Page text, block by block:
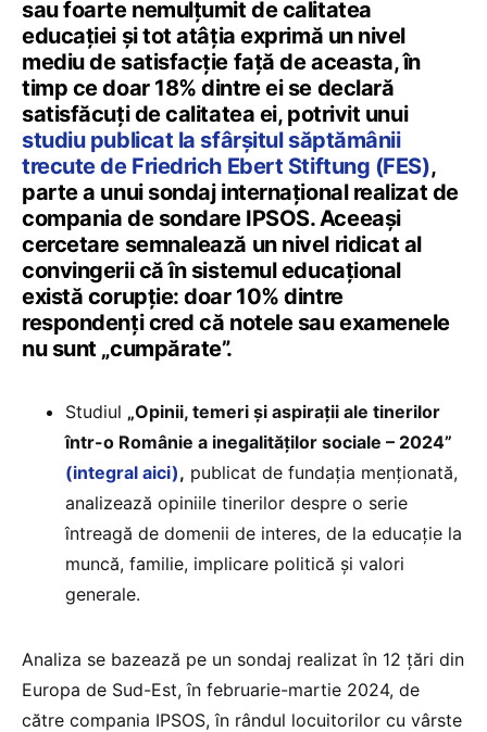
sau foarte nemulțumit de calitatea
educației și tot atâția exprimă un nivel
mediu de satisfacție față de aceasta, în
timp ce doar 18% dintre ei se declară
satisfăcuți de calitatea ei, potrivit unui
studiu publicat la sfârșitul săptămânii
trecute de Friedrich Ebert Stiftung (FES),
parte a unui sondaj internațional realizat de
compania de sondare IPSOS. Aceeași
cercetare semnalează un nivel ridicat al
convingerii că în sistemul educațional
există corupție: doar 10% dintre
respondenți cred că notele sau examenele
nu sunt „cumpărate”.
Studiul „Opinii, temeri și aspirații ale tinerilor
într-o Românie a inegalităților sociale – 2024”
(integral aici), publicat de fundația menționată,
analizează opiniile tinerilor despre o serie
întreagă de domenii de interes, de la educație la
muncă, familie, implicare politică și valori
generale.
Analiza se bazează pe un sondaj realizat în 12 țări din
Europa de Sud-Est, în februarie-martie 2024, de
către compania IPSOS, în rândul locuitorilor cu vârste